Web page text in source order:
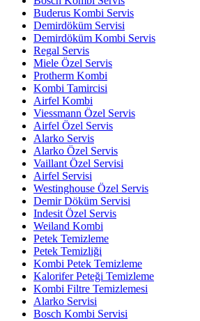
Buderus Kombi Servis
Demirdöküm Servisi
Demirdöküm Kombi Servis
Regal Servis
Miele Özel Servis
Protherm Kombi
Kombi Tamircisi
Airfel Kombi
Viessmann Özel Servis
Airfel Özel Servis
Alarko Servis
Alarko Özel Servis
Vaillant Özel Servisi
Airfel Servisi
Westinghouse Özel Servis
Demir Döküm Servisi
Indesit Özel Servis
Weiland Kombi
Petek Temizleme
Petek Temizliği
Kombi Petek Temizleme
Kalorifer Peteği Temizleme
Kombi Filtre Temizlemesi
Alarko Servisi
Bosch Kombi Servisi